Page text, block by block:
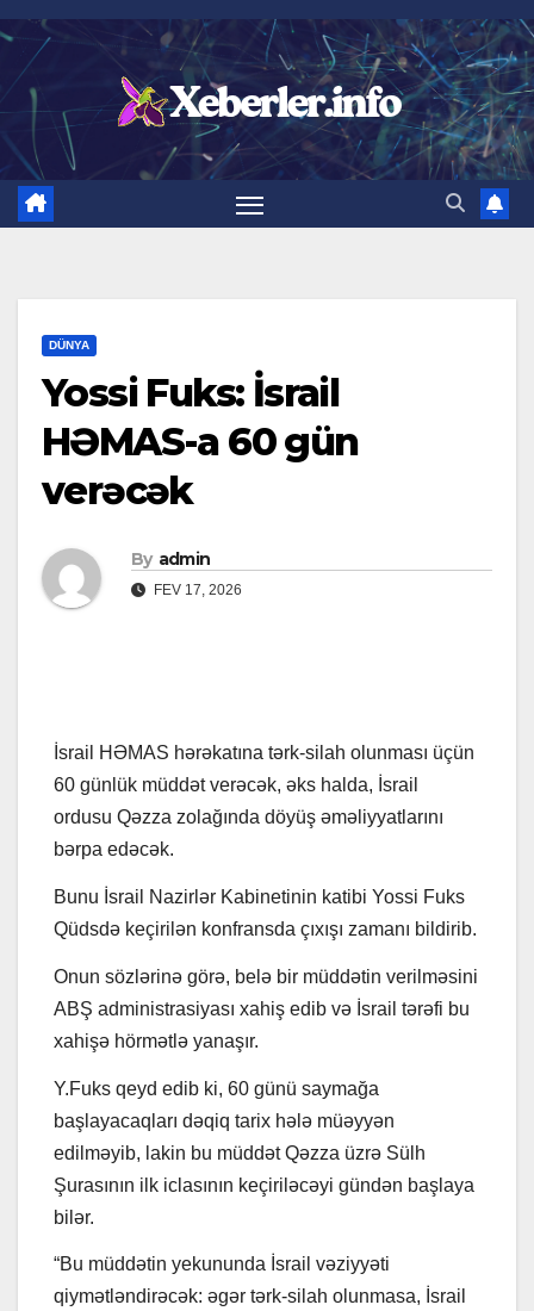
Skip
content
DÜNYA
Yossi Fuks: İsrail
HƏMAS-a 60 gün
verəcək
By admin
FEV 17, 2026
İsrail HƏMAS hərəkatına tərk-silah olunması üçün
60 günlük müddət verəcək, əks halda, İsrail
ordusu Qəzza zolağında döyüş əməliyyatlarını
bərpa edəcək.
Bunu İsrail Nazirlər Kabinetinin katibi Yossi Fuks
Qüdsdə keçirilən konfransda çıxışı zamanı bildirib.
Onun sözlərinə görə, belə bir müddətin verilməsini
ABŞ administrasiyası xahiş edib və İsrail tərəfi bu
xahişə hörmətlə yanaşır.
Y.Fuks qeyd edib ki, 60 günü saymağa
başlayacaqları dəqiq tarix hələ müəyyən
edilməyib, lakin bu müddət Qəzza üzrə Sülh
Şurasının ilk iclasının keçiriləcəyi gündən başlaya
bilər.
“Bu müddətin yekununda İsrail vəziyyəti
qiymətləndirəcək: əgər tərk-silah olunmasa, İsrail